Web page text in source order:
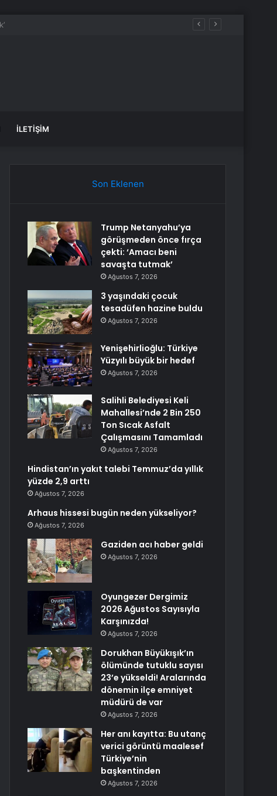
İLETIŞIM
Son Eklenen
Trump Netanyahu’ya
görüşmeden önce fırça
çekti: ‘Amacı beni
savaşta tutmak’
Ağustos 7, 2026
3 yaşındaki çocuk
tesadüfen hazine buldu
Ağustos 7, 2026
Yenişehirlioğlu: Türkiye
Yüzyılı büyük bir hedef
Ağustos 7, 2026
Salihli Belediyesi Keli
Mahallesi’nde 2 Bin 250
Ton Sıcak Asfalt
Çalışmasını Tamamladı
Ağustos 7, 2026
Hindistan’ın yakıt talebi Temmuz’da yıllık
yüzde 2,9 arttı
Ağustos 7, 2026
Arhaus hissesi bugün neden yükseliyor?
Ağustos 7, 2026
Gaziden acı haber geldi
Ağustos 7, 2026
Oyungezer Dergimiz
2026 Ağustos Sayısıyla
Karşınızda!
Ağustos 7, 2026
Dorukhan Büyükışık’ın
ölümünde tutuklu sayısı
23’e yükseldi! Aralarında
dönemin ilçe emniyet
müdürü de var
Ağustos 7, 2026
Her anı kayıtta: Bu utanç
verici görüntü maalesef
Türkiye’nin
başkentinden
Ağustos 7, 2026